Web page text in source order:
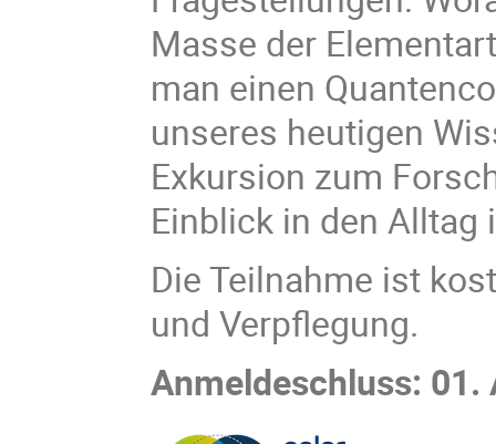
Masse der
man einen
unseres heutigen
Exkursion zum
Einblick in den
Die Teilnahme ist
und Verpflegung.
Anmeldeschluss: 01.